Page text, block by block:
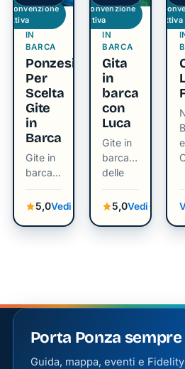
rilassante
sulla
bellissima
isola di
Ponza
TOUR
IN
BARCA
Ponzesi
Per
Scelta
Gite
in
Barca
Gite in
barca
delle
isole
5,0Vedi
Convenzione
attiva
TOUR
IN
BARCA
Gita
in
barca
con
Luca
Gite in
barca
delle
isole
5,0Vedi
Convenzione
attiva
attiva
Porta Ponza
Guida, mappa, eventi e